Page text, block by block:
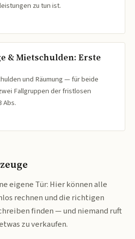
zu tun ist.
& Mietschulden: Erste
und Räumung — für beide
Fallgruppen der fristlosen
Abs.
eigene Tür: Hier können alle
rechnen und die richtigen
finden — und niemand ruft
zu verkaufen.